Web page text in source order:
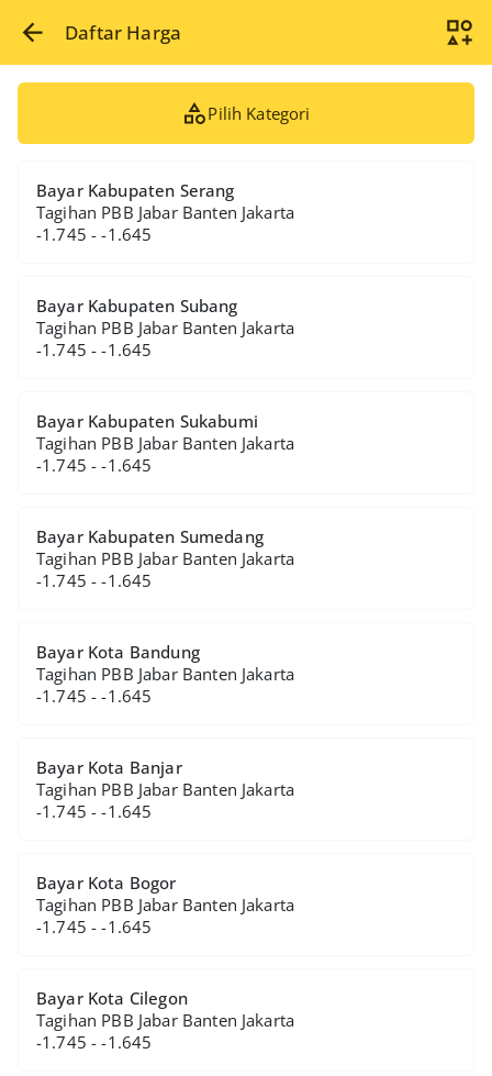
Daftar Harga
Pilih Kategori
Bayar Kabupaten Serang
Tagihan PBB Jabar Banten Jakarta
-1.745 - -1.645
Bayar Kabupaten Subang
Tagihan PBB Jabar Banten Jakarta
-1.745 - -1.645
Bayar Kabupaten Sukabumi
Tagihan PBB Jabar Banten Jakarta
-1.745 - -1.645
Bayar Kabupaten Sumedang
Tagihan PBB Jabar Banten Jakarta
-1.745 - -1.645
Bayar Kota Bandung
Tagihan PBB Jabar Banten Jakarta
-1.745 - -1.645
Bayar Kota Banjar
Tagihan PBB Jabar Banten Jakarta
-1.745 - -1.645
Bayar Kota Bogor
Tagihan PBB Jabar Banten Jakarta
-1.745 - -1.645
Bayar Kota Cilegon
Tagihan PBB Jabar Banten Jakarta
-1.745 - -1.645